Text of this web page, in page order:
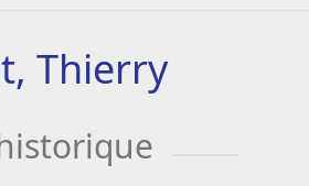
Thierry